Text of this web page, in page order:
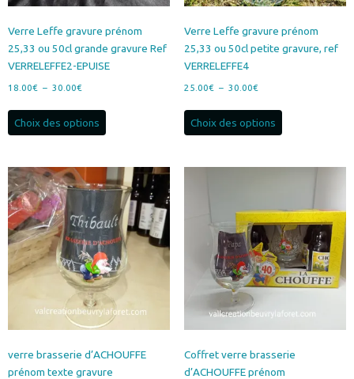
Verre Leffe gravure prénom
25,33 ou 50cl grande gravure Ref
VERRELEFFE2-EPUISE
18.00€ – 30.00€
18.00€
Choix des options
variations.
Les
options
peuvent
être
choisies
sur
la
page
du
produit
Verre Leffe gravure prénom
25,33 ou 50cl petite gravure, ref
VERRELEFFE4
25.00€ – 30.00€Plage
25.00€
Choix des options
Ce
options
peuvent
être
choisies
sur
page
du
produit
verre brasserie d’ACHOUFFE
prénom texte gravure
Coffret verre brasserie
d’ACHOUFFE prénom